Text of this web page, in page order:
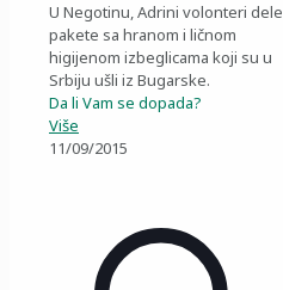
U Negotinu, Adrini volonteri dele
pakete sa hranom i ličnom
higijenom izbeglicama koji su u
Srbiju ušli iz Bugarske.
Da li Vam se dopada?
Više
11/09/2015